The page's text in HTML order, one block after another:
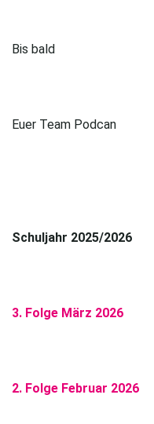
Bis bald
Euer Team Podcan
Schuljahr 2025/2026
3. Folge März 2026
2. Folge Februar 2026